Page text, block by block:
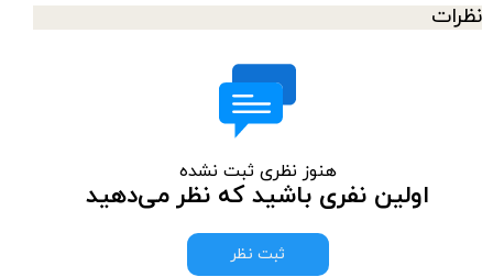
نظرات
هنوز نظری ثبت نشده
اولین نفری باشید که نظر می‌دهید
ثبت نظر